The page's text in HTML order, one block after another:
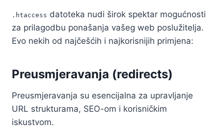
.htaccess datoteka nudi širok spektar mogućnosti
za prilagodbu ponašanja vašeg web poslužitelja.
Evo nekih od najčešćih i najkorisnijih primjena:
Preusmjeravanja (redirects)
Preusmjeravanja su esencijalna za upravljanje
URL strukturama, SEO-om i korisničkim
iskustvom.